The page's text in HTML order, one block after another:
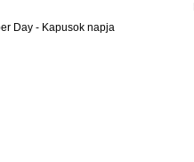
Day - Kapusok napja